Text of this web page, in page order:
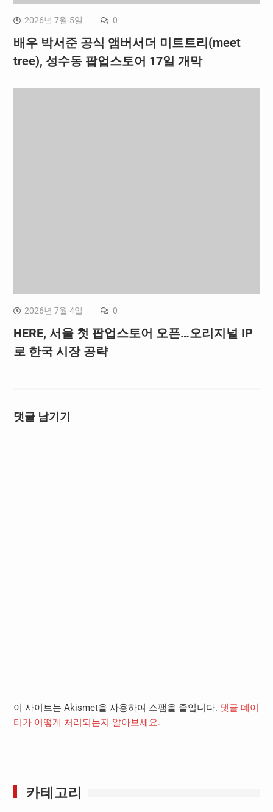
2026년 7월 5일 0
배우 박서준 공식 앰버서더 미트트리(meet
tree), 성수동 팝업스토어 17일 개막
2026년 7월 4일 0
HERE, 서울 첫 팝업스토어 오픈…오리지널 IP
로 한국 시장 공략
댓글 남기기
이 사이트는 Akismet을 사용하여 스팸을 줄입니다. 댓글 데이
터가 어떻게 처리되는지 알아보세요.
카테고리